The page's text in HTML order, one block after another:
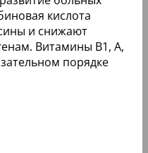
кислота
и снижают
Витамины В1, А,
порядке